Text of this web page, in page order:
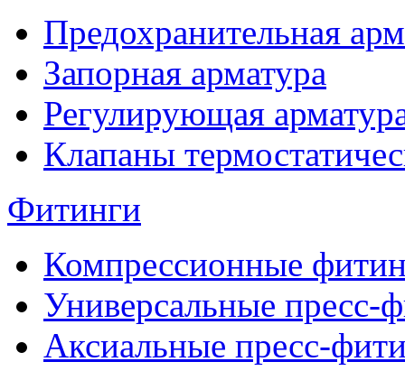
Предохранительная
Запорная арматура
Регулирующая
Клапаны
Фитинги
Компрессионные
Универсальные пресс-
Аксиальные пресс-